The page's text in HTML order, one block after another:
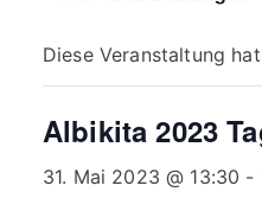
Diese Veranstaltung
Albikita 2023
31. Mai 2023 @ 13:30 -